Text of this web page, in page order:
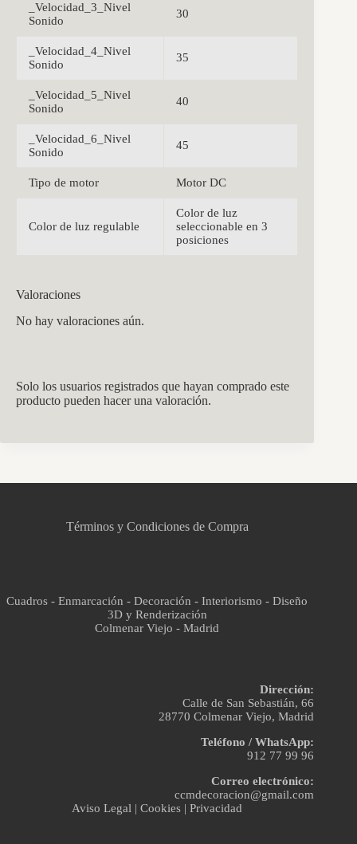
_Velocidad_3_Nivel
Sonido
30
_Velocidad_4_Nivel
Sonido
35
_Velocidad_5_Nivel
Sonido
40
_Velocidad_6_Nivel
Sonido
45
Tipo de motor Motor DC
Color de luz regulable
Color de luz
seleccionable en 3
posiciones
Valoraciones
No hay valoraciones aún.
Solo los usuarios registrados que hayan comprado este
producto pueden hacer una valoración.
Términos y Condiciones de Compra
Cuadros - Enmarcación - Decoración - Interiorismo - Diseño
3D y Renderización
Colmenar Viejo - Madrid
Dirección:
Calle de San Sebastián, 66
28770 Colmenar Viejo, Madrid
Teléfono / WhatsApp:
912 77 99 96
Correo electrónico:
ccmdecoracion@gmail.com
Aviso Legal |Cookies |Privacidad
Asistente virtual · En línea